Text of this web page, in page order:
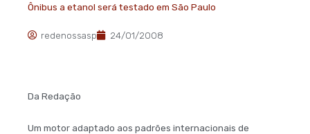
Ônibus a etanol será testado em São Paulo
redenossasp 24/01/2008
Da Redação
Um motor adaptado aos padrões internacionais de